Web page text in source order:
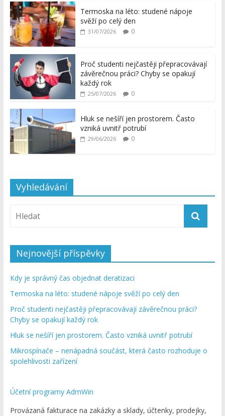
Termoska na léto: studené nápoje
svěží po celý den
31/07/2026 0
Proč studenti nejčastěji přepracovávají
závěrečnou práci? Chyby se opakují
každý rok
25/07/2026 0
Hluk se nešíří jen prostorem. Často
vzniká uvnitř potrubí
29/06/2026 0
Vyhledávání
Nejnovější příspěvky
Kdy je správný čas objednat deratizaci
Termoska na léto: studené nápoje svěží po celý den
Proč studenti nejčastěji přepracovávají závěrečnou práci?
Chyby se opakují každý rok
Hluk se nešíří jen prostorem. Často vzniká uvnitř potrubí
Mikrospínače – nenápadná součást, která často rozhoduje o
spolehlivosti zařízení
Účetní programy AdmWin
Provázaná fakturace na zakázky a sklady, účtenky, prodejky,